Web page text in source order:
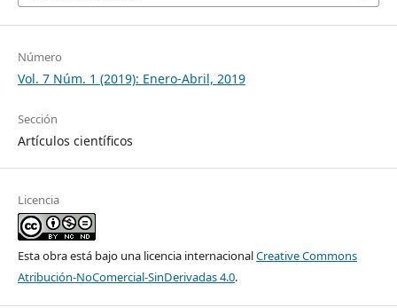
Número
Vol. 7 Núm. 1 (2019): Enero-Abril, 2019
Sección
Artículos científicos
Licencia
Esta obra está bajo una licencia internacionalCreative Commons
Atribución-NoComercial-SinDerivadas 4.0.